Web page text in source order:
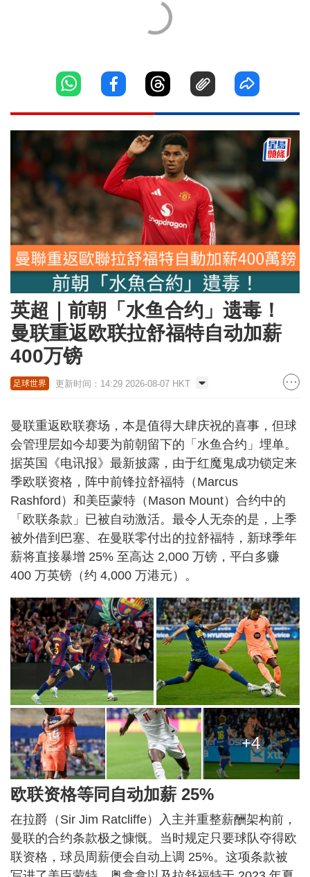
英超｜前朝「水鱼合约」遗毒！
曼联重返欧联拉舒福特自动加薪
400万镑
足球世界 更新时间：14:29 2026-08-07 HKT
曼联重返欧联赛场，本是值得大肆庆祝的喜事，但球
会管理层如今却要为前朝留下的「水鱼合约」埋单。
据英国《电讯报》最新披露，由于红魔鬼成功锁定来
季欧联资格，阵中前锋拉舒福特（Marcus
Rashford）和美臣蒙特（Mason Mount）合约中的
「欧联条款」已被自动激活。最令人无奈的是，上季
被外借到巴塞、在曼联零付出的拉舒福特，新球季年
薪将直接暴增 25% 至高达 2,000 万镑，平白多赚
400 万英镑（约 4,000 万港元）。
+4
欧联资格等同自动加薪 25%
在拉爵（Sir Jim Ratcliffe）入主并重整薪酬架构前，
曼联的合约条款极之慷慨。当时规定只要球队夺得欧
联资格，球员周薪便会自动上调 25%。这项条款被